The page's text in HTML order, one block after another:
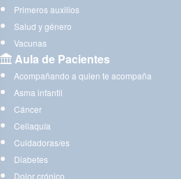
Primeros auxilios
Salud y género
Vacunas
Aula de Pacientes
Acompañando a quien te acompaña
Asma infantil
Cáncer
Celiaquía
Cuidadoras/es
Diabetes
Dolor crónico